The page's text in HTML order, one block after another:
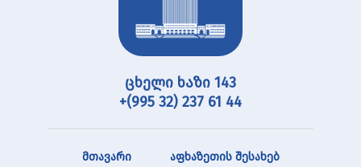
ცხელი ხაზი 143
+(995 32) 237 61 44
მთავარი აფხაზეთის შესახებ